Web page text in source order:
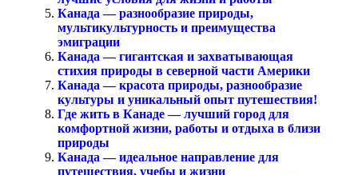
Канада — разнообразие природы,
мультикультурность и преимущества
эмиграции
Канада — гигантская и захватывающая
стихия природы в северной части Америки
Канада — красота природы, разнообразие
культуры и уникальный опыт путешествия!
Где жить в Канаде — лучший город для
комфортной жизни, работы и отдыха в близи
природы
Канада — идеальное направление для
путешествия, учебы и жизни